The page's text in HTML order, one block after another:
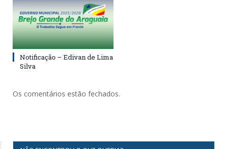
Notificação – Edivan de Lima
Silva
Os comentários estão fechados.